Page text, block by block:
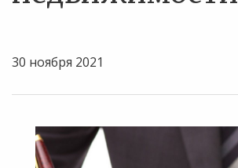
30 ноября 2021